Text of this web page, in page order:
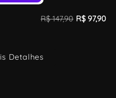
R$147,90 R$ 97,90
Detalhes